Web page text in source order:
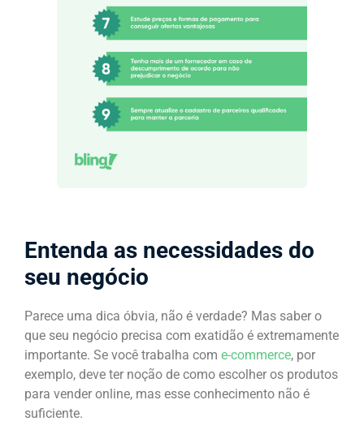
Entenda as necessidades do
seu negócio
Parece uma dica óbvia, não é verdade? Mas saber o
que seu negócio precisa com exatidão é extremamente
importante. Se você trabalha com e-commerce, por
exemplo, deve ter noção de como escolher os produtos
para vender online, mas esse conhecimento não é
suficiente.